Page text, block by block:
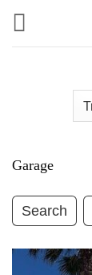
contenu
Garage
Search